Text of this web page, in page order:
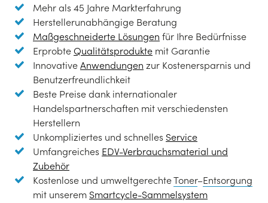
Mehr als 45 Jahre Markterfahrung
Herstellerunabhängige Beratung
Maßgeschneiderte Lösungen für Ihre Bedürfnisse
ErprobteQualitätsprodukte mit Garantie
InnovativeAnwendungen zur Kostenersparnis und
Benutzerfreundlichkeit
Beste Preise dank internationaler
Handelspartnerschaften mit verschiedensten
Herstellern
Unkompliziertes und schnelles Service
Umfangreiches EDV-Verbrauchsmaterial und
Zubehör
Kostenlose und umweltgerechteToner–Entsorgung
mit unserem Smartcycle-Sammelsystem